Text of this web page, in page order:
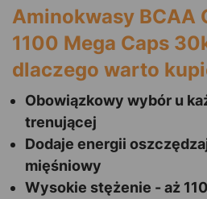
Aminokwasy BCAA
1100 Mega Caps
dlaczego warto
Obowiązkowy wybór u
trenującej
Dodaje energii
mięśniowy
Wysokie stężenie - aż